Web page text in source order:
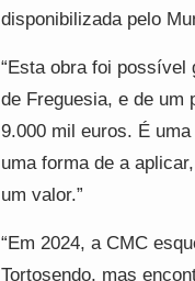
disponibilizada pelo
“Esta obra foi possível
de Freguesia, e de um
9.000 mil euros. É
uma forma de a
um valor.”
“Em 2024, a CMC
Tortosendo, mas